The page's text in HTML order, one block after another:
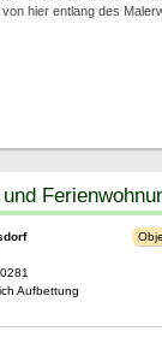
hier entlang des
Aufbettung